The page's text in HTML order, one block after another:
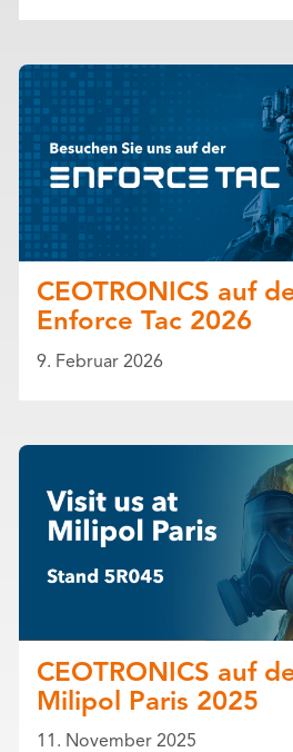
CEOTRONICS auf
Enforce Tac 2026
9. Februar 2026
CEOTRONICS auf
Milipol Paris 2025
11. November 2025